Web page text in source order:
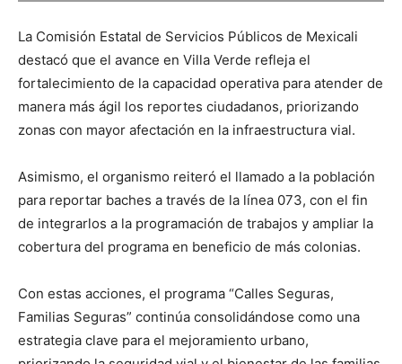
La Comisión Estatal de Servicios Públicos de Mexicali
destacó que el avance en Villa Verde refleja el
fortalecimiento de la capacidad operativa para atender de
manera más ágil los reportes ciudadanos, priorizando
zonas con mayor afectación en la infraestructura vial.
Asimismo, el organismo reiteró el llamado a la población
para reportar baches a través de la línea 073, con el fin
de integrarlos a la programación de trabajos y ampliar la
cobertura del programa en beneficio de más colonias.
Con estas acciones, el programa “Calles Seguras,
Familias Seguras” continúa consolidándose como una
estrategia clave para el mejoramiento urbano,